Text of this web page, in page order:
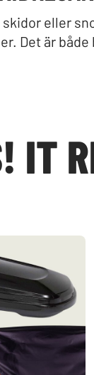
eller
Det är
IT